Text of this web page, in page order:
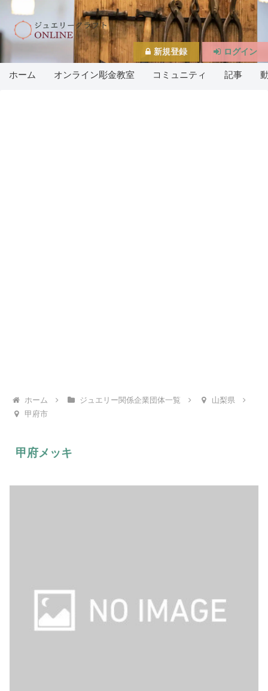
ホーム オンライン彫金教室 コミュニティ 記事
ホーム ジュエリー関係企業団体一覧
山梨県
甲府市
甲府メッキ
新規登録 ログイン